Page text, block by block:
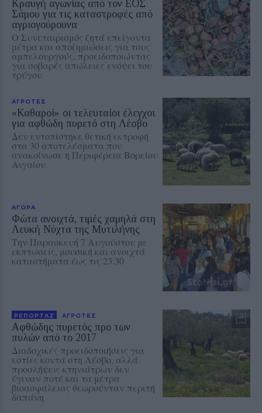
Κραυγή αγωνίας από τον ΕΟΣ
Σάμου για τις καταστροφές από
αγριογούρουνα
Ο Συνεταιρισμός ζητά επείγοντα
μέτρα και αποζημιώσεις για τους
αμπελουργούς, προειδοποιώντας
για σοβαρές απώλειες ενόψει του
τρύγου
ΑΓΡΟΤΕΣ
«Καθαροί» οι τελευταίοι έλεγχοι
για αφθώδη πυρετό στη Λέσβο
Δεν εντοπίστηκε θετική εκτροφή
στα 30 αποτελέσματα που
ανακοίνωσε η Περιφέρεια Βορείου
Αιγαίου
ΑΓΟΡΑ
Φώτα ανοιχτά, τιμές χαμηλά στη
Λευκή Νύχτα της Μυτιλήνης
Την Παρασκευή 7 Αυγούστου με
εκπτώσεις, μουσική και ανοιχτά
καταστήματα έως τις 23:30
ΡΕΠΟΡΤΑΖ ΑΓΡΟΤΕΣ
Αφθώδης πυρετός προ των
πυλών από το 2017
Διαδοχικές προειδοποιήσεις για
εστίες κοντά στη Λέσβο, αλλά
προσλήψεις κτηνιάτρων δεν
έγιναν ποτέ και τα μέτρα
βιοασφάλειας θεωρούνταν περιτή
δαπάνη